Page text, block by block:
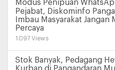
Modus Penipuan
Pejabat, Diskominfo
Imbau Masyarakat Jangan
Percaya
1.097 Views
Stok Banyak, Pedagang